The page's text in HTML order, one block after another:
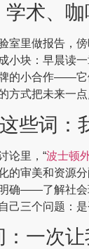
术、
室里做报告，
小块：早晨读
的小合作——它
方式把未来一点
这些词
论里，“波士顿
的审美和资源
确——了解社会
己三个问题：
一次